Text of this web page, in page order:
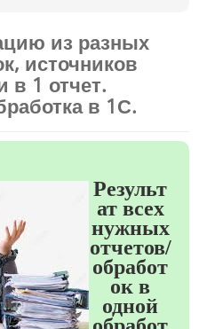
из разных
источников
в 1 отчет.
в 1С.
Результ
ат всех
нужных
отчетов/
обработ
ок в
одной